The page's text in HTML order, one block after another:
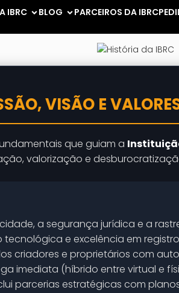
IBRC BLOG PARCEIROS DA IBRC
VISÃO E
que guiam a
valorização e
a segurança jurídica e a
e excelência em
criadores e proprietários com
imediata (híbrido entre virtual e
parcerias estratégicas com